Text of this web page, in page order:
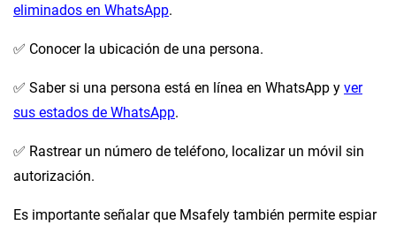
eliminados en WhatsApp.
✅ Conocer la ubicación de una persona.
✅ Saber si una persona está en línea en WhatsApp y ver
sus estados de WhatsApp.
✅ Rastrear un número de teléfono, localizar un móvil sin
autorización.
Es importante señalar que Msafely también permite espiar